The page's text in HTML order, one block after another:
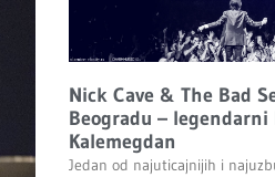
Nick Cave & The Bad
Beogradu – legendarni
Kalemegdan
Jedan od najuticajnijih i